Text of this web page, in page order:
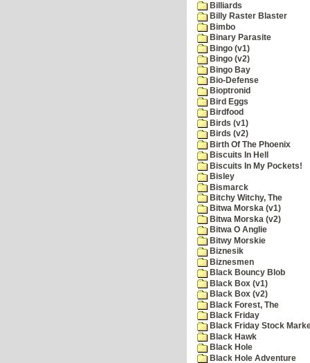
Billiards
Billy Raster Blaster
Bimbo
Binary Parasite
Bingo (v1)
Bingo (v2)
Bingo Bay
Bio-Defense
Bioptronid
Bird Eggs
Birdfood
Birds (v1)
Birds (v2)
Birth Of The Phoenix
Biscuits In Hell
Biscuits In My Pockets!
Bisley
Bismarck
Bitchy Witchy, The
Bitwa Morska (v1)
Bitwa Morska (v2)
Bitwa O Anglie
Bitwy Morskie
Biznesik
Biznesmen
Black Bouncy Blob
Black Box (v1)
Black Box (v2)
Black Forest, The
Black Friday
Black Friday Stock
Black Hawk
Black Hole
Black Hole Adventure